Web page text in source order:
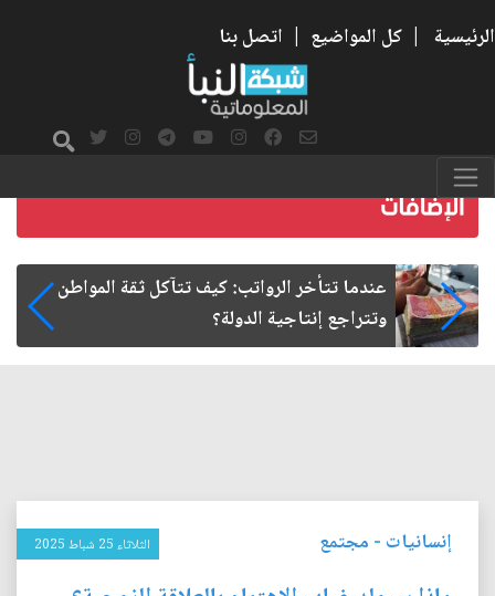
الرئيسية | كل المواضيع | اتصل بنا
صمت الطريق بعد الأربعين
إنسانيات - مجتمع الثلاثاء 25 شباط 2025